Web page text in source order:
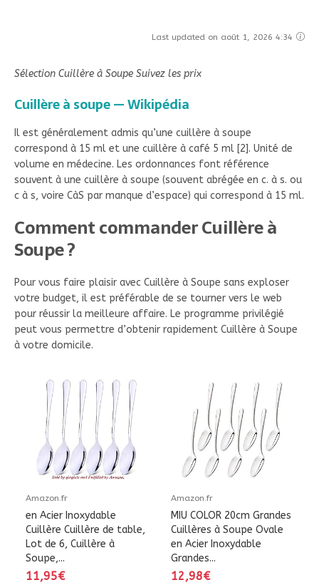
Last updated on août 1, 2026 4:34
Sélection Cuillère à Soupe Suivez les prix
Cuillère à soupe — Wikipédia
Il est généralement admis qu’une cuillère à soupe
correspond à 15 ml et une cuillère à café 5 ml [2]. Unité de
volume en médecine. Les ordonnances font référence
souvent à une cuillère à soupe (souvent abrégée en c. à s. ou
c à s, voire CàS par manque d’espace) qui correspond à 15 ml.
Comment commander Cuillère à
Soupe ?
Pour vous faire plaisir avec Cuillère à Soupe sans exploser
votre budget, il est préférable de se tourner vers le web
pour réussir la meilleure affaire. Le programme privilégié
peut vous permettre d’obtenir rapidement Cuillère à Soupe
à votre domicile.
Amazon.fr
en Acier Inoxydable
Cuillère Cuillère de table,
Lot de 6, Cuillère à
Soupe,...
11,95€
Amazon.fr
MIU COLOR 20cm Grandes
Cuillères à Soupe Ovale
en Acier Inoxydable
Grandes...
12,98€